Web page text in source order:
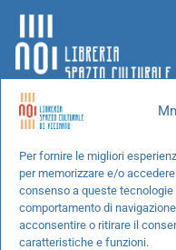
Per fornire le migliori
per memorizzare e/o
consenso a queste
comportamento di
acconsentire o ritirare il
caratteristiche e funzioni.
Chi siamo
Progetti speciali
Richiedi un libro
Spedizioni